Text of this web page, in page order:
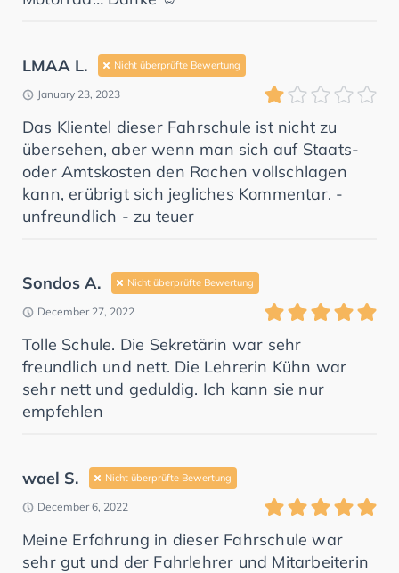
LMAA L. Nicht überprüfte Bewertung
January 23, 2023
Das Klientel dieser Fahrschule ist nicht zu
übersehen, aber wenn man sich auf Staats-
oder Amtskosten den Rachen vollschlagen
kann, erübrigt sich jegliches Kommentar. -
unfreundlich - zu teuer
Sondos A. Nicht überprüfte Bewertung
December 27, 2022
Tolle Schule. Die Sekretärin war sehr
freundlich und nett. Die Lehrerin Kühn war
sehr nett und geduldig. Ich kann sie nur
empfehlen
wael S. Nicht überprüfte Bewertung
December 6, 2022
Meine Erfahrung in dieser Fahrschule war
sehr gut und der Fahrlehrer und Mitarbeiterin